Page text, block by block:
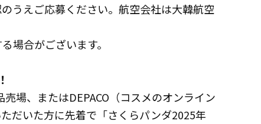
うえご応募ください。航空会社は大韓航空
場合がございます。
場、またはDEPACO（コスメのオンライン
だいた方に先着で「さくらパンダ2025年